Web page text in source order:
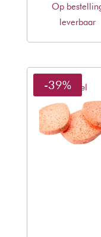
prijs
was:
prijs
is:
Op
leverbaar
Sibel
-39%